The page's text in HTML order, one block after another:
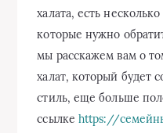
халата, есть
которые нужно
мы расскажем вам о
халат, который будет
стиль, еще больше
ссылке https://